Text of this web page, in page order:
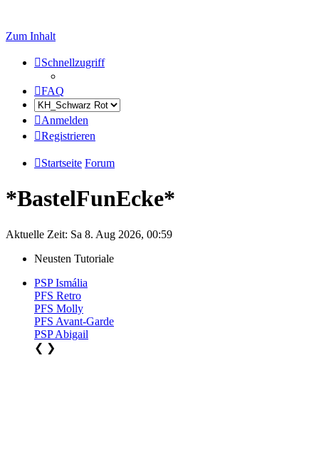
Zum Inhalt
Schnellzugriff
FAQ
Anmelden
Registrieren
Startseite Forum
*BastelFunEcke*
Aktuelle Zeit: Sa 8. Aug 2026, 00:59
Neusten Tutoriale
PSP Ismália
PFS Retro
PFS Molly
PFS Avant-Garde
PSP Abigail
❮ ❯